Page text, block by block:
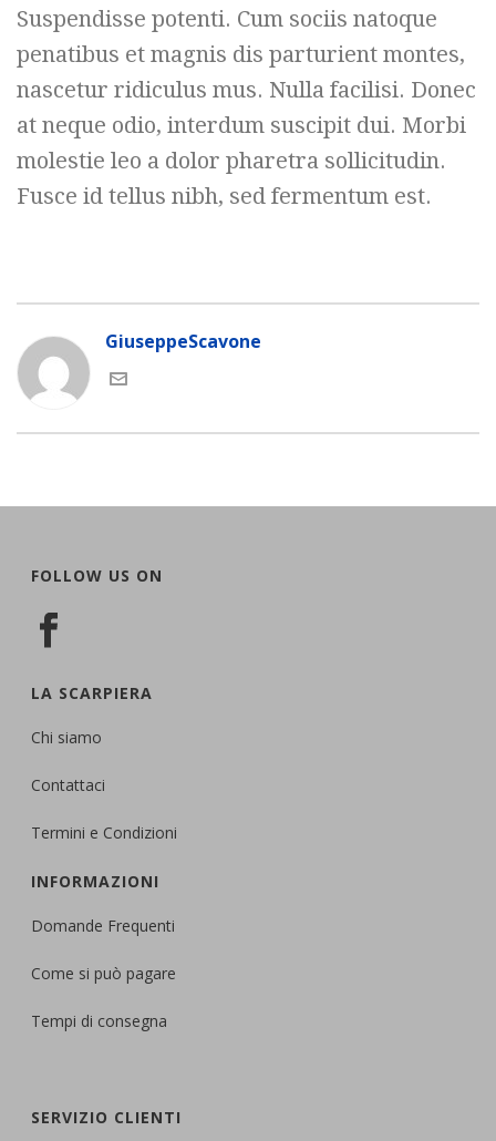
Suspendisse potenti. Cum sociis natoque
penatibus et magnis dis parturient montes,
nascetur ridiculus mus. Nulla facilisi. Donec
at neque odio, interdum suscipit dui. Morbi
molestie leo a dolor pharetra sollicitudin.
Fusce id tellus nibh, sed fermentum est.
GiuseppeScavone
FOLLOW US ON
LA SCARPIERA
Chi siamo
Contattaci
Termini e Condizioni
INFORMAZIONI
Domande Frequenti
Come si può pagare
Tempi di consegna
SERVIZIO CLIENTI